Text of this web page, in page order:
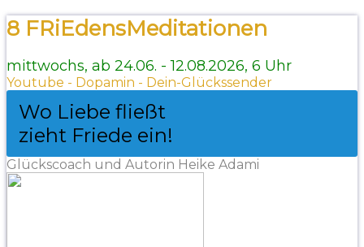
8 FRiEdensMeditationen
mittwochs, ab 24.06. - 12.08.2026, 6 Uhr
Youtube - Dopamin - Dein-Glückssender
Wo Liebe fließt
zieht Friede ein!
Glückscoach und Autorin Heike Adami